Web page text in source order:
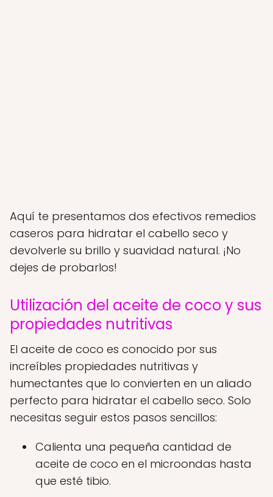
Aquí te presentamos dos efectivos remedios
caseros para hidratar el cabello seco y
devolverle su brillo y suavidad natural. ¡No
dejes de probarlos!
Utilización del aceite de coco y sus
propiedades nutritivas
El aceite de coco es conocido por sus
increíbles propiedades nutritivas y
humectantes que lo convierten en un aliado
perfecto para hidratar el cabello seco. Solo
necesitas seguir estos pasos sencillos:
Calienta una pequeña cantidad de
aceite de coco en el microondas hasta
que esté tibio.